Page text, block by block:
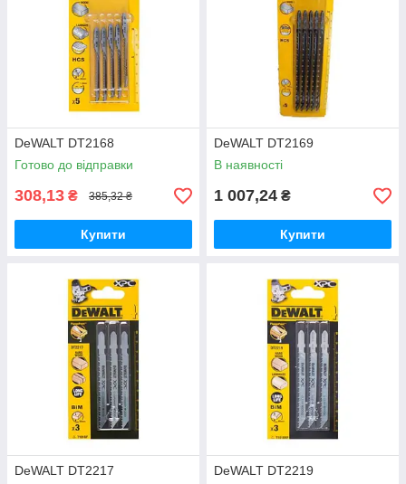
DeWALT DT2168
Готово до відправки
308,13 ₴ 385,32 ₴
Купити
DeWALT DT2169
В наявності
1 007,24 ₴
Купити
DeWALT DT2217
DeWALT DT2219